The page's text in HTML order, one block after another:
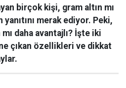
birçok kişi, gram altın mı
yanıtını merak ediyor. Peki,
daha avantajlı? İşte iki
çıkan özellikleri ve dikkat